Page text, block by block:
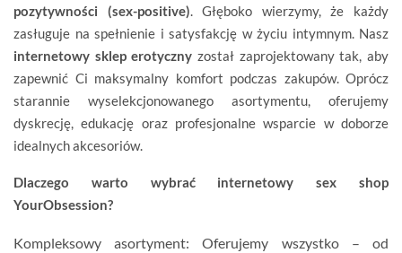
pozytywności (sex-positive). Głęboko wierzymy, że każdy
zasługuje na spełnienie i satysfakcję w życiu intymnym. Nasz
internetowy sklep erotyczny został zaprojektowany tak, aby
zapewnić Ci maksymalny komfort podczas zakupów. Oprócz
starannie wyselekcjonowanego asortymentu, oferujemy
dyskrecję, edukację oraz profesjonalne wsparcie w doborze
idealnych akcesoriów.
Dlaczego warto wybrać internetowy sex shop
YourObsession?
Kompleksowy asortyment: Oferujemy wszystko – od